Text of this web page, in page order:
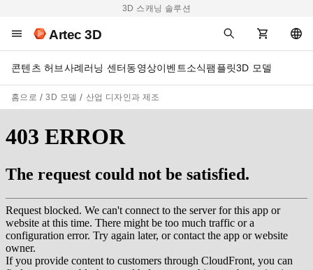
3D 스캐닝 솔루션
Artec 3D
콘텐츠 허브사례러닝 센터동영상이벤트소식팸플릿3D 모델
홈으로 3D 모델 산업 디자인과 제조